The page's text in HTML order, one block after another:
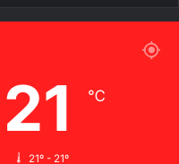
21 ℃
21º - 21º